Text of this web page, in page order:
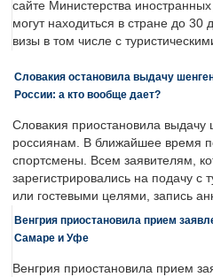
сайте Министерства
могут находиться в стране до
визы в том числе с
Словакия остановила выдачу
России: а кто вообще дает?
Словакия приостановила выдачу
россиянам. В ближайшее время
спортсмены. Всем заявителям,
зарегистрировались на подачу с
или гостевыми целями, запись
Венгрия приостановила прием
Самаре и Уфе
Венгрия приостановила прием